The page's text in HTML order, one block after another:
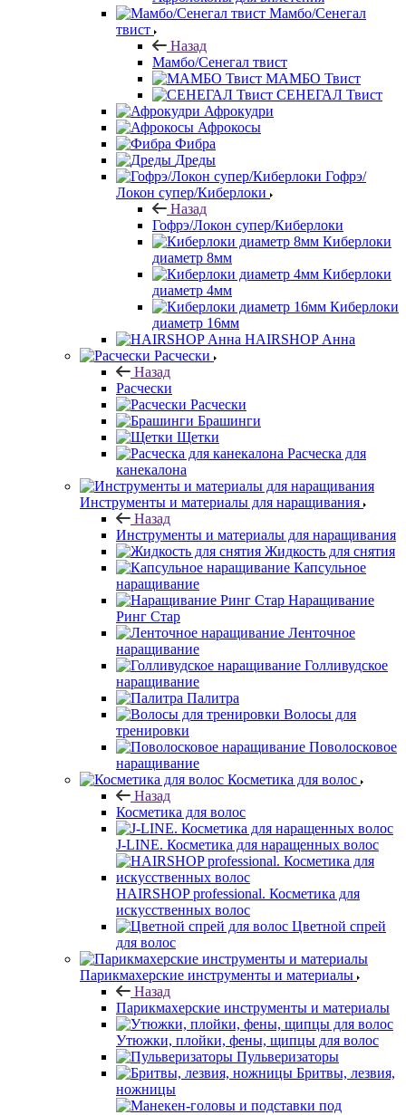
Мамбо/Сенегал
твист
Назад
Мамбо/Сенегал твист
МАМБО Твист
СЕНЕГАЛ Твист
Афрокудри
Афрокосы
Фибра
Дреды
Гофрэ/
Локон супер/Киберлоки
Назад
Гофрэ/Локон супер/Киберлоки
Киберлоки
диаметр 8мм
Киберлоки
диаметр 4мм
Киберлоки
диаметр 16мм
HAIRSHOP Анна
Расчески
Назад
Расчески
Расчески
Брашинги
Щетки
Расческа для
канекалона
Инструменты и материалы для наращивания
Назад
Инструменты и материалы для наращивания
Жидкость для снятия
Капсульное
наращивание
Наращивание
Ринг Стар
Ленточное
наращивание
Голливудское
наращивание
Палитра
Волосы для
тренировки
Поволосковое
наращивание
Косметика для волос
Назад
Косметика для волос
J-LINE. Косметика для наращенных волос
HAIRSHOP professional. Косметика для
искусственных волос
Цветной спрей
для волос
Парикмахерские инструменты и материалы
Назад
Парикмахерские инструменты и материалы
Утюжки, плойки, фены, щипцы для волос
Пульверизаторы
Бритвы, лезвия,
ножницы